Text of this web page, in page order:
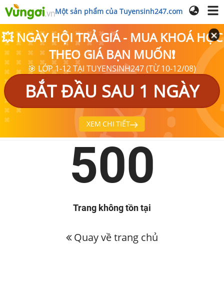
Một sản phẩm của Tuyensinh247.com
💥 NGÀY HỘI TRẢ GIÁ - MUA KHOÁ HỌC
THEO GIÁ BẠN MUỐN❗
🎯 LỚP 1-12 TẠI TUYENSINH247 (TỪ 10-12/08)
BẮT ĐẦU SAU 1 NGÀY
XEM CHI TIẾT
500
Trang không tồn tại
Quay về trang chủ